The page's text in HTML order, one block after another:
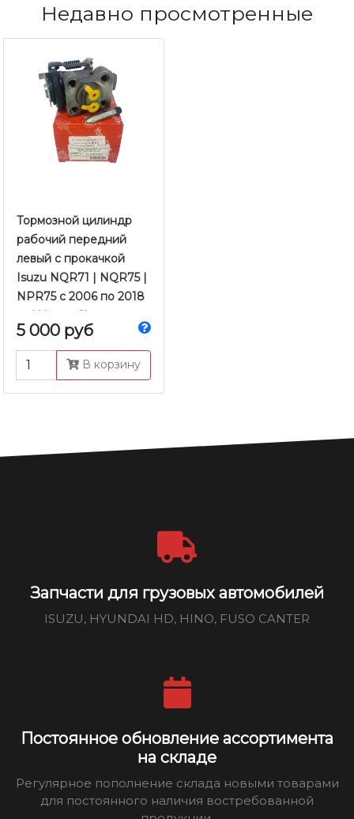
Недавно просмотренные
Тормозной цилиндр
рабочий передний
левый с прокачкой
Isuzu NQR71 | NQR75 |
NPR75 с 2006 по 2018
гг. | Young Shun
5 000 руб
В корзину
Запчасти для грузовых автомобилей
ISUZU, HYUNDAI HD, HINO, FUSO CANTER
Постоянное обновление ассортимента
на складе
Регулярное пополнение склада новыми товарами
для постоянного наличия востребованной